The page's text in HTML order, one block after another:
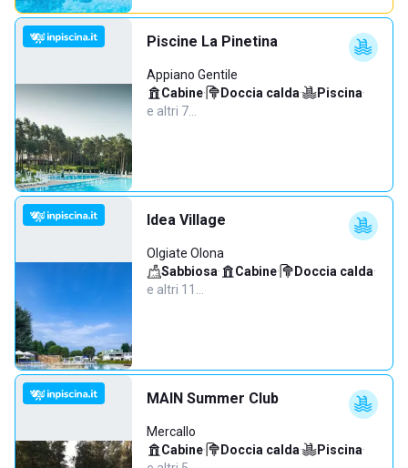
Piscine La Pinetina
Appiano Gentile
Cabine· Doccia calda· Piscina·
e altri 7…
Idea Village
Olgiate Olona
Sabbiosa· Cabine· Doccia calda·
e altri 11…
MAIN Summer Club
Mercallo
Cabine· Doccia calda· Piscina·